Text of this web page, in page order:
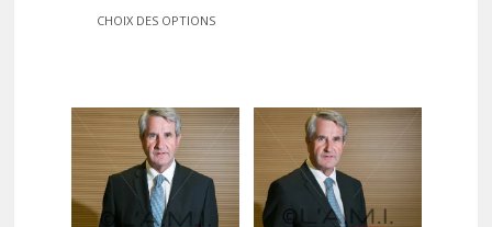
CHOIX DES OPTIONS